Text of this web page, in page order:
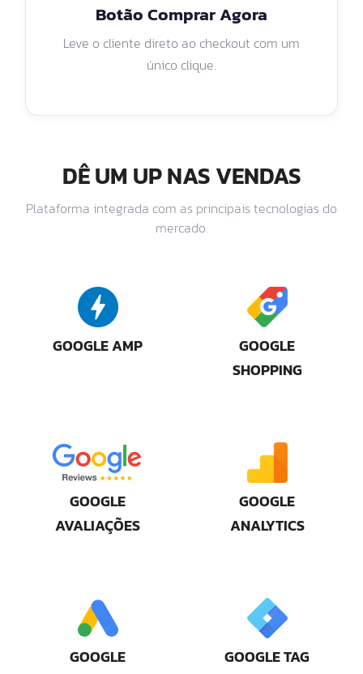
Botão Comprar Agora
Leve o cliente direto ao checkout com um
único clique.
DÊ UM UP NAS VENDAS
Plataforma integrada com as principais tecnologias do
mercado.
GOOGLE AMP
GOOGLE
SHOPPING
GOOGLE
AVALIAÇÕES
GOOGLE
ANALYTICS
GOOGLE
GOOGLE TAG